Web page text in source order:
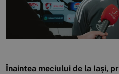
Înaintea meciului de la Iași,